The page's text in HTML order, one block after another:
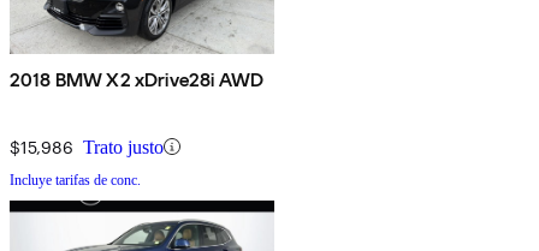
2018 BMW X2 xDrive28i AWD
$15,986 Trato justo
Incluye tarifas de conc.